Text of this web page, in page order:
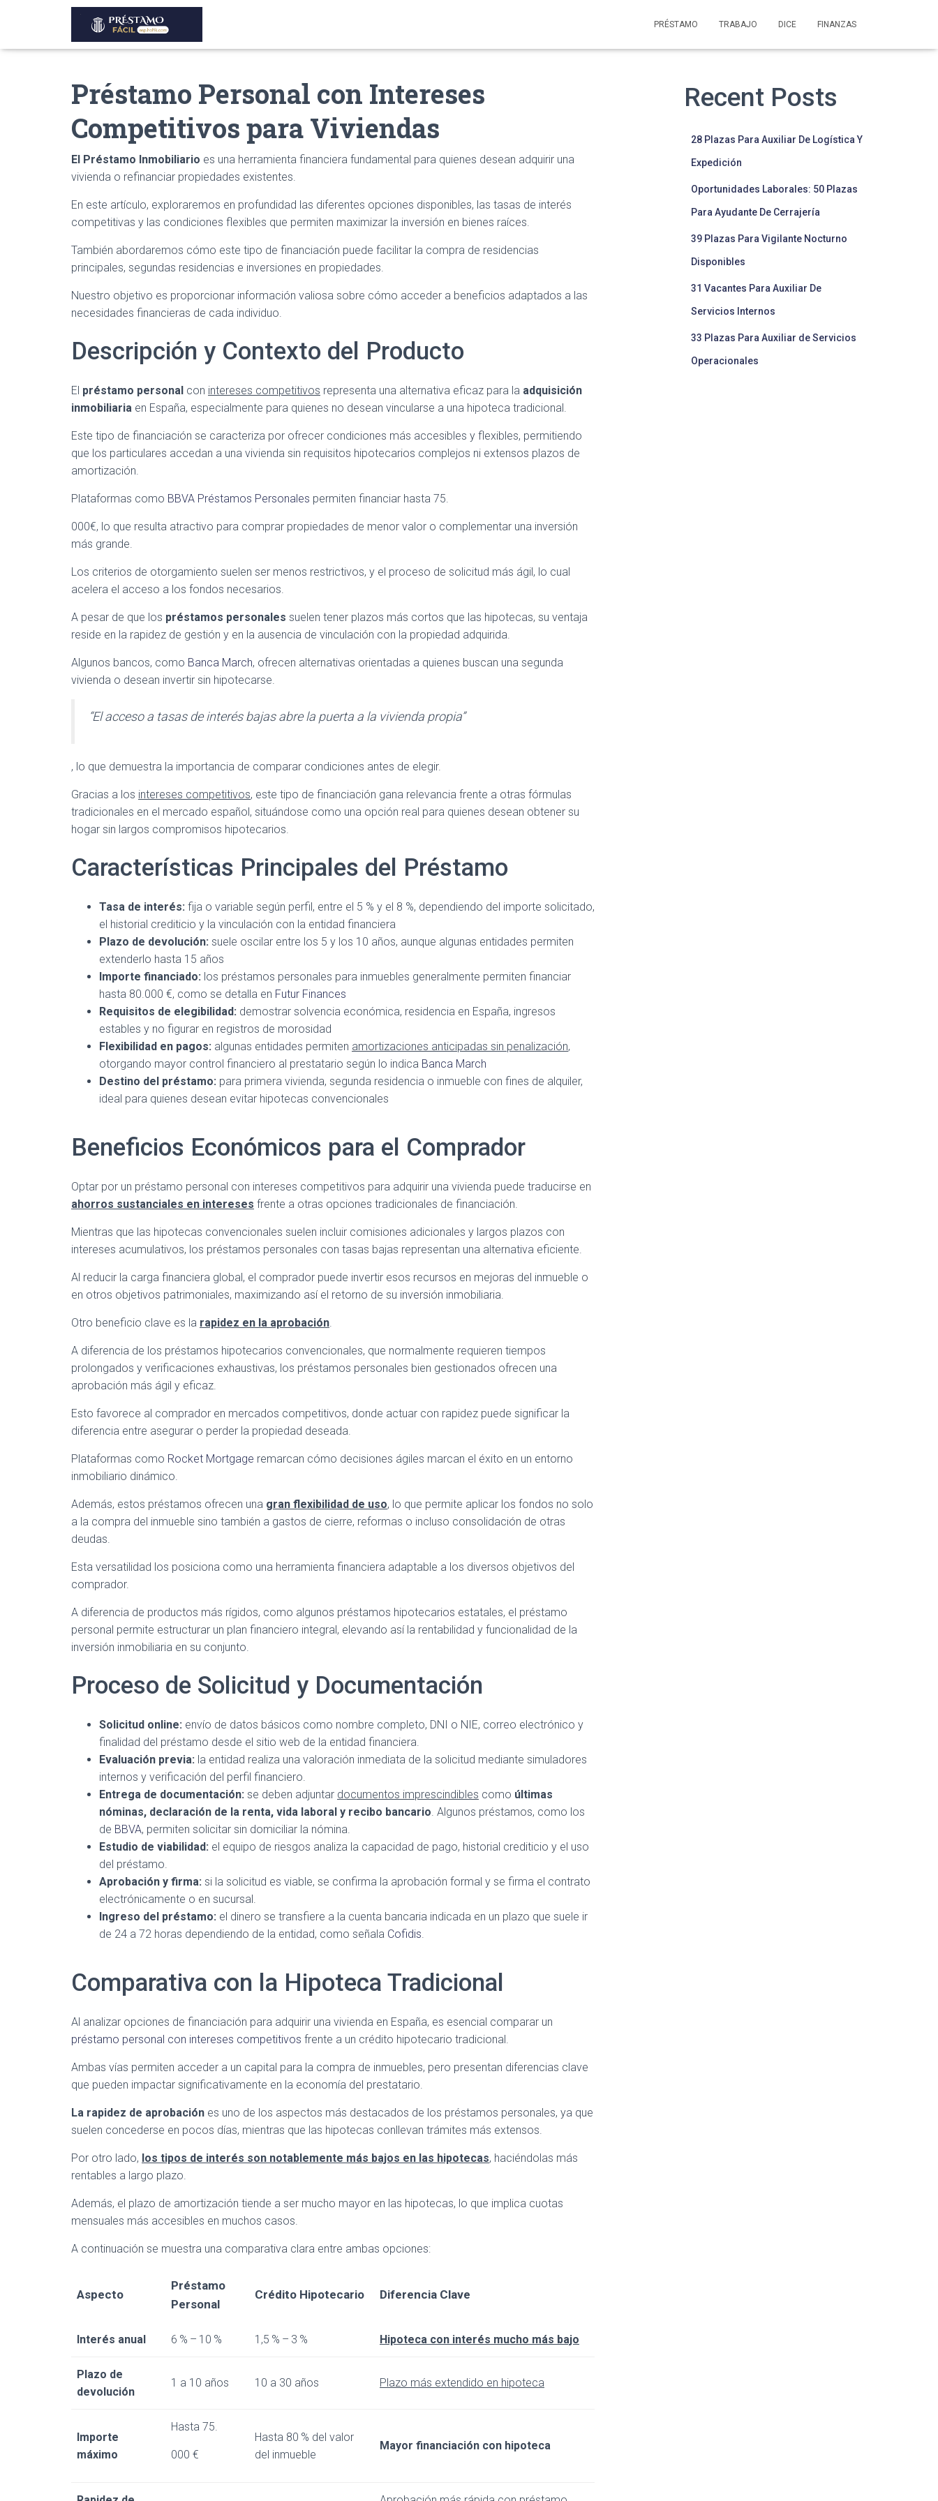
PRÉSTAMO TRABAJO DICE FINANZAS
Préstamo Personal con Intereses
Competitivos para Viviendas
El Préstamo Inmobiliario es una herramienta financiera fundamental para quienes desean adquirir una
vivienda o refinanciar propiedades existentes.
En este artículo, exploraremos en profundidad las diferentes opciones disponibles, las tasas de interés
competitivas y las condiciones flexibles que permiten maximizar la inversión en bienes raíces.
También abordaremos cómo este tipo de financiación puede facilitar la compra de residencias
principales, segundas residencias e inversiones en propiedades.
Nuestro objetivo es proporcionar información valiosa sobre cómo acceder a beneficios adaptados a las
necesidades financieras de cada individuo.
Descripción y Contexto del Producto
El préstamo personal con intereses competitivos representa una alternativa eficaz para la adquisición
inmobiliaria en España, especialmente para quienes no desean vincularse a una hipoteca tradicional.
Este tipo de financiación se caracteriza por ofrecer condiciones más accesibles y flexibles, permitiendo
que los particulares accedan a una vivienda sin requisitos hipotecarios complejos ni extensos plazos de
amortización.
Plataformas como BBVA Préstamos Personales permiten financiar hasta 75.
000€, lo que resulta atractivo para comprar propiedades de menor valor o complementar una inversión
más grande.
Los criterios de otorgamiento suelen ser menos restrictivos, y el proceso de solicitud más ágil, lo cual
acelera el acceso a los fondos necesarios.
A pesar de que los préstamos personales suelen tener plazos más cortos que las hipotecas, su ventaja
reside en la rapidez de gestión y en la ausencia de vinculación con la propiedad adquirida.
Algunos bancos, como Banca March, ofrecen alternativas orientadas a quienes buscan una segunda
vivienda o desean invertir sin hipotecarse.
“El acceso a tasas de interés bajas abre la puerta a la vivienda propia”
, lo que demuestra la importancia de comparar condiciones antes de elegir.
Gracias a los intereses competitivos, este tipo de financiación gana relevancia frente a otras fórmulas
tradicionales en el mercado español, situándose como una opción real para quienes desean obtener su
hogar sin largos compromisos hipotecarios.
Características Principales del Préstamo
Tasa de interés: fija o variable según perfil, entre el 5 % y el 8 %, dependiendo del importe solicitado,
el historial crediticio y la vinculación con la entidad financiera
Plazo de devolución: suele oscilar entre los 5 y los 10 años, aunque algunas entidades permiten
extenderlo hasta 15 años
Importe financiado: los préstamos personales para inmuebles generalmente permiten financiar
hasta 80.000 €, como se detalla en Futur Finances
Requisitos de elegibilidad: demostrar solvencia económica, residencia en España, ingresos
estables y no figurar en registros de morosidad
Flexibilidad en pagos: algunas entidades permiten amortizaciones anticipadas sin penalización,
otorgando mayor control financiero al prestatario según lo indica Banca March
Destino del préstamo: para primera vivienda, segunda residencia o inmueble con fines de alquiler,
ideal para quienes desean evitar hipotecas convencionales
Beneficios Económicos para el Comprador
Optar por un préstamo personal con intereses competitivos para adquirir una vivienda puede traducirse en
ahorros sustanciales en intereses frente a otras opciones tradicionales de financiación.
Mientras que las hipotecas convencionales suelen incluir comisiones adicionales y largos plazos con
intereses acumulativos, los préstamos personales con tasas bajas representan una alternativa eficiente.
Al reducir la carga financiera global, el comprador puede invertir esos recursos en mejoras del inmueble o
en otros objetivos patrimoniales, maximizando así el retorno de su inversión inmobiliaria.
Otro beneficio clave es la rapidez en la aprobación.
A diferencia de los préstamos hipotecarios convencionales, que normalmente requieren tiempos
prolongados y verificaciones exhaustivas, los préstamos personales bien gestionados ofrecen una
aprobación más ágil y eficaz.
Esto favorece al comprador en mercados competitivos, donde actuar con rapidez puede significar la
diferencia entre asegurar o perder la propiedad deseada.
Plataformas como Rocket Mortgage remarcan cómo decisiones ágiles marcan el éxito en un entorno
inmobiliario dinámico.
Además, estos préstamos ofrecen una gran flexibilidad de uso, lo que permite aplicar los fondos no solo
a la compra del inmueble sino también a gastos de cierre, reformas o incluso consolidación de otras
deudas.
Esta versatilidad los posiciona como una herramienta financiera adaptable a los diversos objetivos del
comprador.
A diferencia de productos más rígidos, como algunos préstamos hipotecarios estatales, el préstamo
personal permite estructurar un plan financiero integral, elevando así la rentabilidad y funcionalidad de la
inversión inmobiliaria en su conjunto.
Proceso de Solicitud y Documentación
Solicitud online: envío de datos básicos como nombre completo, DNI o NIE, correo electrónico y
finalidad del préstamo desde el sitio web de la entidad financiera.
Evaluación previa: la entidad realiza una valoración inmediata de la solicitud mediante simuladores
internos y verificación del perfil financiero.
Entrega de documentación: se deben adjuntar documentos imprescindibles como últimas
nóminas, declaración de la renta, vida laboral y recibo bancario. Algunos préstamos, como los
de BBVA, permiten solicitar sin domiciliar la nómina.
Estudio de viabilidad: el equipo de riesgos analiza la capacidad de pago, historial crediticio y el uso
del préstamo.
Aprobación y firma: si la solicitud es viable, se confirma la aprobación formal y se firma el contrato
electrónicamente o en sucursal.
Ingreso del préstamo: el dinero se transfiere a la cuenta bancaria indicada en un plazo que suele ir
de 24 a 72 horas dependiendo de la entidad, como señala Cofidis.
Comparativa con la Hipoteca Tradicional
Al analizar opciones de financiación para adquirir una vivienda en España, es esencial comparar un
préstamo personal con intereses competitivos frente a un crédito hipotecario tradicional.
Ambas vías permiten acceder a un capital para la compra de inmuebles, pero presentan diferencias clave
que pueden impactar significativamente en la economía del prestatario.
La rapidez de aprobación es uno de los aspectos más destacados de los préstamos personales, ya que
suelen concederse en pocos días, mientras que las hipotecas conllevan trámites más extensos.
Por otro lado, los tipos de interés son notablemente más bajos en las hipotecas, haciéndolas más
rentables a largo plazo.
Además, el plazo de amortización tiende a ser mucho mayor en las hipotecas, lo que implica cuotas
mensuales más accesibles en muchos casos.
A continuación se muestra una comparativa clara entre ambas opciones:
Aspecto
Préstamo
Personal
Crédito Hipotecario Diferencia Clave
Interés anual 6 % – 10 % 1,5 % – 3 % Hipoteca con interés mucho más bajo
Plazo de
devolución
1 a 10 años 10 a 30 años Plazo más extendido en hipoteca
Importe
máximo
Hasta 75.
000 €
Hasta 80 % del valor
del inmueble
Mayor financiación con hipoteca
Recent Posts
28 Plazas Para Auxiliar De Logística Y
Expedición
Oportunidades Laborales: 50 Plazas
Para Ayudante De Cerrajería
39 Plazas Para Vigilante Nocturno
Disponibles
31 Vacantes Para Auxiliar De
Servicios Internos
33 Plazas Para Auxiliar de Servicios
Operacionales